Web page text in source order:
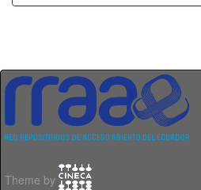
Theme by